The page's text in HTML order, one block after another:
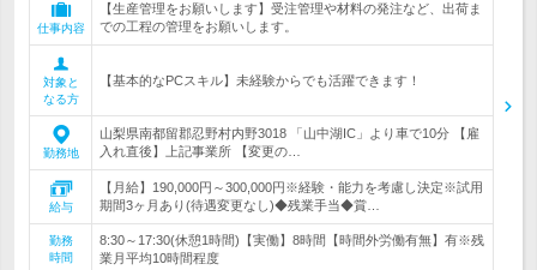
仕事内容
【生産管理をお願いします】受注管理や材料の発注など、出荷ま
での工程の管理をお願いします。
対象と
なる方
【基本的なPCスキル】未経験からでも活躍できます！
勤務地
山梨県南都留郡忍野村内野3018 「山中湖IC」より車で10分 【雇
入れ直後】上記事業所 【変更の…
給与
【月給】190,000円～300,000円※経験・能力を考慮し決定※試用
期間3ヶ月あり(待遇変更なし)◆残業手当◆賞…
勤務
時間
8:30～17:30(休憩1時間)【実働】8時間【時間外労働有無】有※残
業月平均10時間程度